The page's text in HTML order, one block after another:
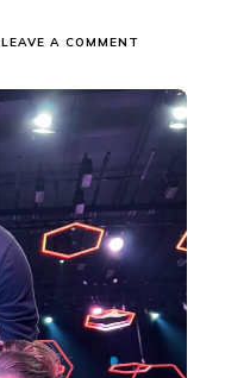
LEAVE A COMMENT
NEYMAR
SOPHIA
ELDO
BRILHOU
AO